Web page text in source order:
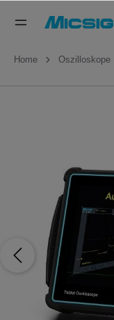
Home Oszilloskope